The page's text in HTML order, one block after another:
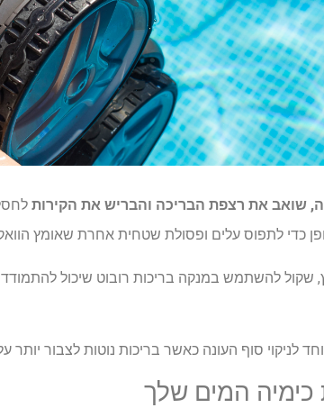
שואב את רצפת הבריכה והבריש את הקירות
לתפוס עלים ופסולת שטחית אחרת שאומץ
שקול להשתמש במנקה בריכות רובוט שיכול
לניקוי סוף העונה כאשר בריכות נוטות לצבור יותר